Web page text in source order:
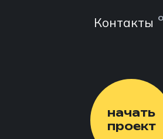
Контакты
начать
проект